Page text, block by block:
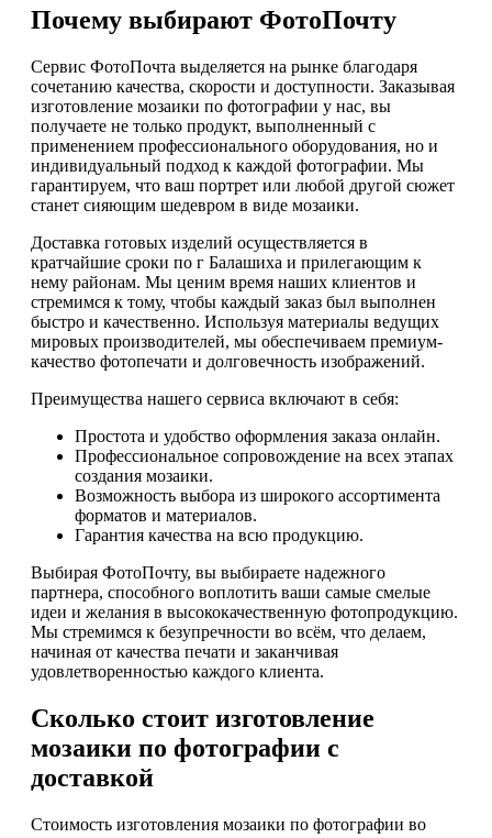
Почему выбирают ФотоПочту
Сервис ФотоПочта выделяется на рынке благодаря
сочетанию качества, скорости и доступности. Заказывая
изготовление мозаики по фотографии у нас, вы
получаете не только продукт, выполненный с
применением профессионального оборудования, но и
индивидуальный подход к каждой фотографии. Мы
гарантируем, что ваш портрет или любой другой сюжет
станет сияющим шедевром в виде мозаики.
Доставка готовых изделий осуществляется в
кратчайшие сроки по г Балашиха и прилегающим к
нему районам. Мы ценим время наших клиентов и
стремимся к тому, чтобы каждый заказ был выполнен
быстро и качественно. Используя материалы ведущих
мировых производителей, мы обеспечиваем премиум-
качество фотопечати и долговечность изображений.
Преимущества нашего сервиса включают в себя:
Простота и удобство оформления заказа онлайн.
Профессиональное сопровождение на всех этапах
создания мозаики.
Возможность выбора из широкого ассортимента
форматов и материалов.
Гарантия качества на всю продукцию.
Выбирая ФотоПочту, вы выбираете надежного
партнера, способного воплотить ваши самые смелые
идеи и желания в высококачественную фотопродукцию.
Мы стремимся к безупречности во всём, что делаем,
начиная от качества печати и заканчивая
удовлетворенностью каждого клиента.
Сколько стоит изготовление
мозаики по фотографии с
доставкой
Стоимость изготовления мозаики по фотографии во